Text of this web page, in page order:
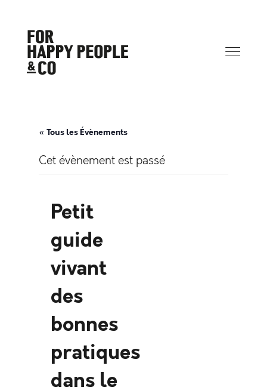
« Tous les Évènements
Cet évènement est passé
Petit
guide
vivant
des
bonnes
pratiques
dans le